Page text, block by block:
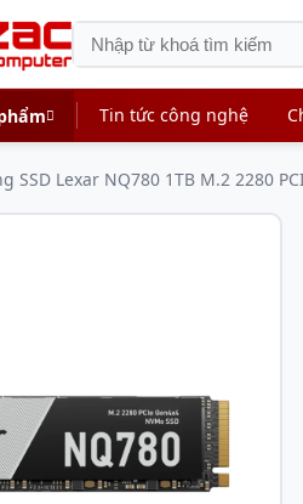
Tin tức công nghệ
SSD Lexar NQ780 1TB M.2 2280